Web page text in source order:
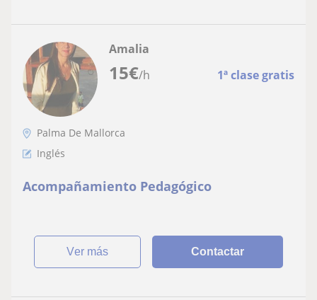
15€/h 1ª clase gratis
Amalia
Palma De Mallorca
Inglés
Acompañamiento Pedagógico
ver más Contactar